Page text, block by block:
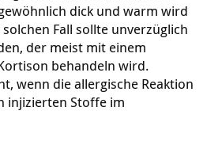
dick und warm wird
Fall sollte unverzüglich
der meist mit einem
behandeln wird.
wenn die allergische Reaktion
injizierten Stoffe im